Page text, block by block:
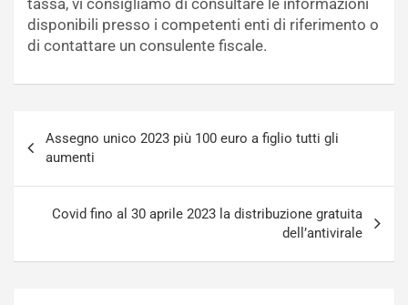
disponibili presso i competenti enti di riferimento o
di contattare un consulente fiscale.
articoli
Assegno unico 2023 più 100 euro a figlio tutti gli
aumenti
Covid fino al 30 aprile 2023 la distribuzione gratuita
dell’antivirale